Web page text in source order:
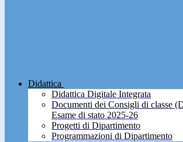
Didattica
Didattica Digitale Integrata
Documenti dei Consigli di classe
Esame di stato 2025-26
Progetti di Dipartimento
Programmazioni di Dipartimento